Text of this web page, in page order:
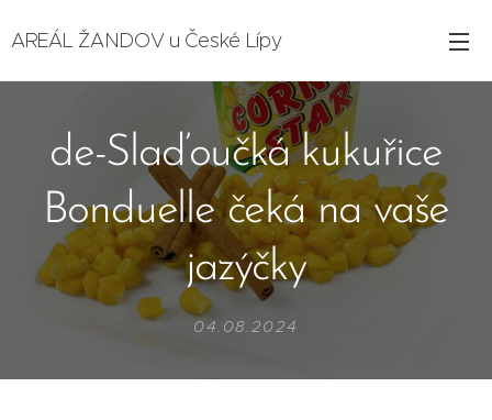
AREÁL ŽANDOV u České Lípy
de-Slaďoučká kukuřice
Bonduelle čeká na vaše
jazýčky
04.08.2024